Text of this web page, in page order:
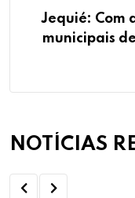
Jequié: Com
municipais
NOTÍCIAS